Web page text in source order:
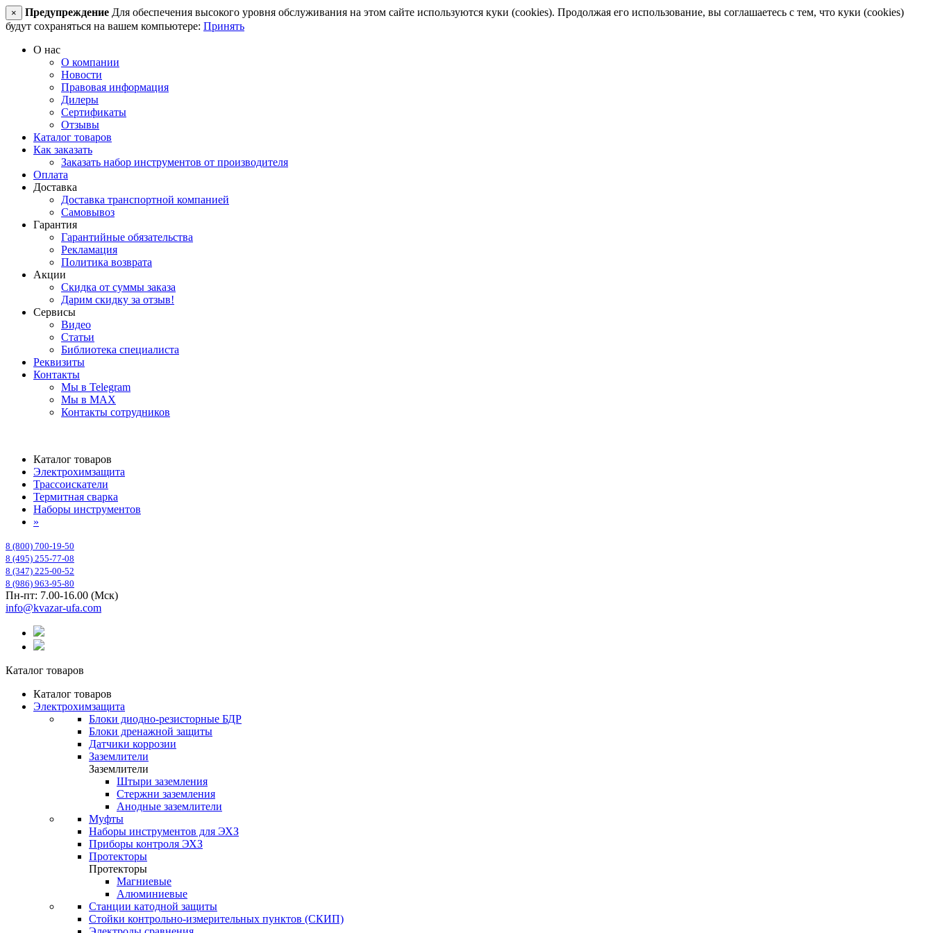
× Предупреждение Для обеспечения высокого уровня обслуживания на этом сайте используются куки (cookies). Продолжая его использование, вы соглашаетесь с тем, что куки (cookies)
будут сохраняться на вашем компьютере: Принять
О нас
О компании
Новости
Правовая информация
Дилеры
Сертификаты
Отзывы
Каталог товаров
Как заказать
Заказать набор инструментов от производителя
Оплата
Доставка
Доставка транспортной компанией
Самовывоз
Гарантия
Гарантийные обязательства
Рекламация
Политика возврата
Акции
Скидка от суммы заказа
Дарим скидку за отзыв!
Сервисы
Видео
Статьи
Библиотека специалиста
Реквизиты
Контакты
Мы в Telegram
Мы в MAX
Контакты сотрудников
Каталог товаров
Электрохимзащита
Трассоискатели
Термитная сварка
Наборы инструментов
»
8 (800) 700-19-50
8 (495) 255-77-08
8 (347) 225-00-52
8 (986) 963-95-80
Пн-пт: 7.00-16.00 (Мск)
info@kvazar-ufa.com
Каталог товаров
Каталог товаров
Электрохимзащита
Блоки диодно-резисторные БДР
Блоки дренажной защиты
Датчики коррозии
Заземлители
Заземлители
Штыри заземления
Стержни заземления
Анодные заземлители
Муфты
Наборы инструментов для ЭХЗ
Приборы контроля ЭХЗ
Протекторы
Протекторы
Магниевые
Алюминиевые
Станции катодной защиты
Стойки контрольно-измерительных пунктов (СКИП)